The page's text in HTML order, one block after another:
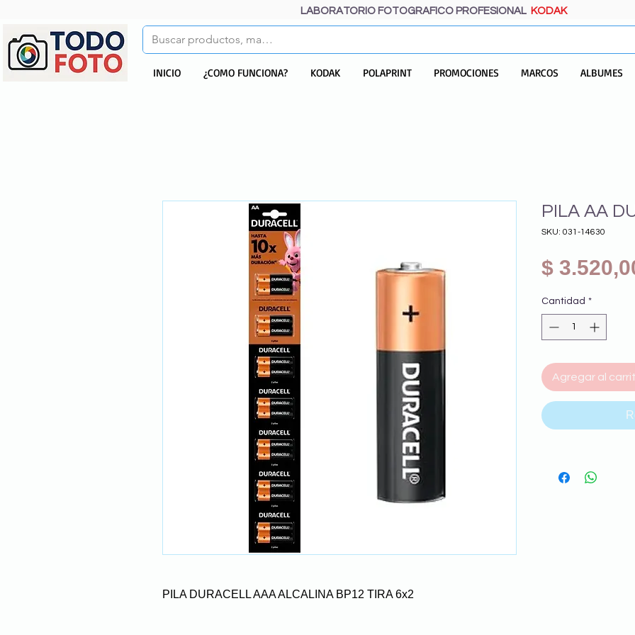
LABORATORIO FOTOGRAFICO PROFESIONAL KODAK
INICIO ¿COMO FUNCIONA? KODAK POLAPRINT PROMOCIONES MARCOS ALBUMES
PILA DURACELL AAA ALCALINA BP12 TIRA 6x2
PILA AA
SKU: 031-14630
$
Cantidad *
Agregar al